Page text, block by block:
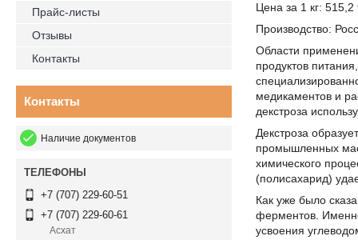
Цена за 1 кг: 515,2
Производство:
Области
продуктов
медикаментов и
декстроза
Декстроза
промышленных
химического
(полисахарид)
Как уже было
ферментов.
усвоения
Прайс-листы
Отзывы
Контакты
Контакты
Наличие документов
+7 (707) 229-60-51
+7 (707) 229-60-61
Асхат